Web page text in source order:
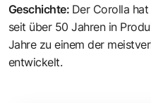
Geschichte: Der Corolla
seit über 50 Jahren in
Jahre zu einem der
entwickelt.